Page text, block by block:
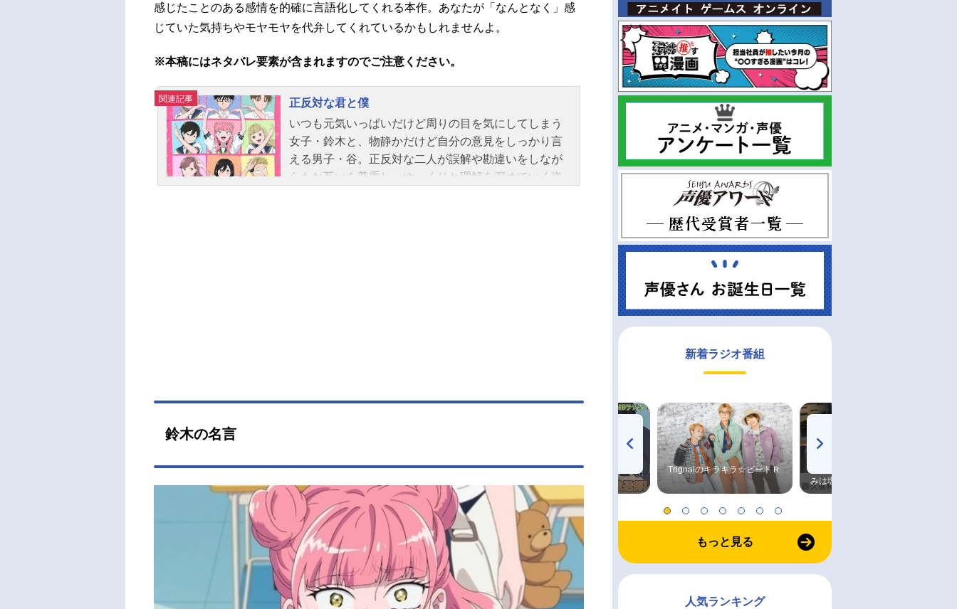
感じたことのある感情を的確に言語化してくれる本作。あなたが「なんとなく」感
じていた気持ちやモヤモヤを代弁してくれているかもしれませんよ。
※本稿にはネタバレ要素が含まれますのでご注意ください。
関連記事
正反対な君と僕
いつも元気いっぱいだけど周りの目を気にしてしまう
女子・鈴木と、物静かだけど自分の意見をしっかり言
える男子・谷。正反対な二人が誤解や勘違いをしなが
らもお互いを尊重し、ゆっくりと理解を深めていく姿
ン制作：ラパントラッ...
鈴木の名言
新着ラジオ番組
TVアニメ『戦隊大失格』
ハイキュー!! 烏野高校放送部! Trignalのキラキラ☆ビートＲ
みは塩だけ
もっと見る
人気ランキング